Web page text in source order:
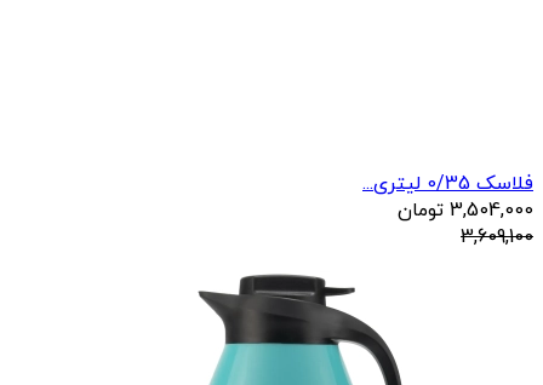
فلاسک 0/35 لیتری...
3,504,000 تومان
3,609,100